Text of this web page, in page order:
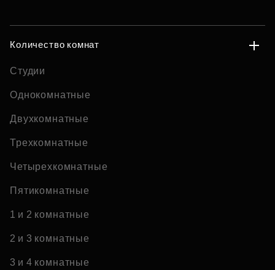
Количество комнат
Студии
Однокомнатные
Двухкомнатные
Трехкомнатные
Четырехкомнатные
Пятикомнатные
1 и 2 комнатные
2 и 3 комнатные
3 и 4 комнатные